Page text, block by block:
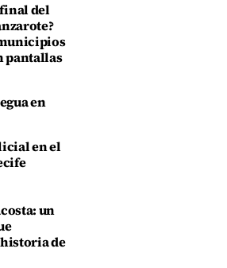
del
pantallas
en
en el
un
de